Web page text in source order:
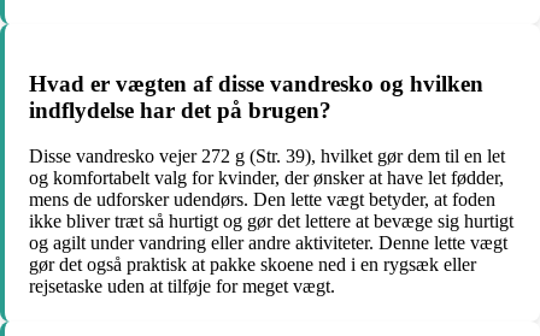
Hvad er vægten af disse vandresko og hvilken
indflydelse har det på brugen?
Disse vandresko vejer 272 g (Str. 39), hvilket gør dem til en let
og komfortabelt valg for kvinder, der ønsker at have let fødder,
mens de udforsker udendørs. Den lette vægt betyder, at foden
ikke bliver træt så hurtigt og gør det lettere at bevæge sig hurtigt
og agilt under vandring eller andre aktiviteter. Denne lette vægt
gør det også praktisk at pakke skoene ned i en rygsæk eller
rejsetaske uden at tilføje for meget vægt.